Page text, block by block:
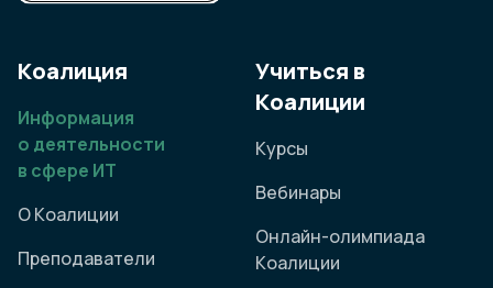
Коалиция
Информация
о деятельности
в сфере ИТ
О Коалиции
Преподаватели
Учиться в
Коалиции
Курсы
Вебинары
Онлайн-олимпиада
Коалиции